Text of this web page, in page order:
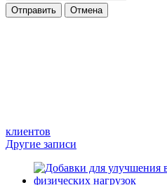
Отправить Отмена
клиентов
Другие записи